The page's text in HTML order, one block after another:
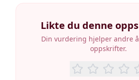
Likte du denne
Din vurdering hjelper andre
oppskrifter.